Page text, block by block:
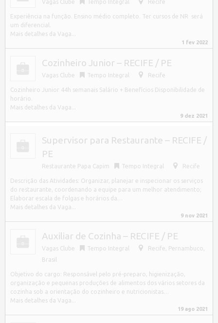
Vagas Clube Tempo Integral Recife
Experiência na função. Ensino médio completo. Ter cursos de NR será
um diferencial.
Mais detalhes da Vaga...
1 fev 2022
Cozinheiro Junior – RECIFE / PE
Vagas Clube Tempo Integral Recife
Cozinheiro Junior 44h semanais Salário + Benefícios Disponibilidade de
horário.
Mais detalhes da Vaga...
9 dez 2021
Supervisor para Restaurante – RECIFE /
PE
Restaurante Papa Capim Tempo Integral Recife
Descrição das Atividades: Organizar, planejar e inspecionar os serviços
do restaurante, coordenando a equipe para um melhor atendimento;
Elaborar escala de folgas e horários da…
Mais detalhes da Vaga...
9 nov 2021
Auxiliar de Cozinha – RECIFE / PE
Vagas Clube Tempo Integral Recife
Pernambuco,
Brasil
Objetivo do cargo: Responsável pelo pré-preparo, higienização,
organização e pequenas produções de alimentos dos vários setores da
cozinha sob a orientação do cozinheiro e nutricionistas…
Mais detalhes da Vaga...
19 ago 2021